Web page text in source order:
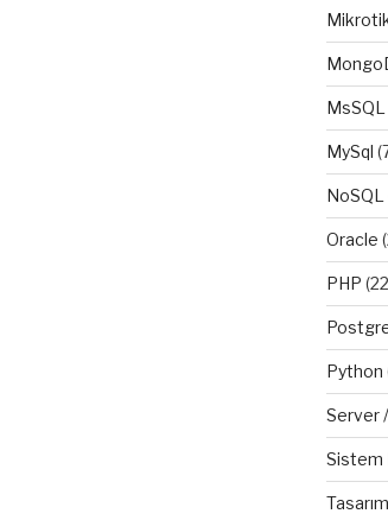
MySql
NoSQL
Oracle
PHP
Python
Server
Sistem
Tasarım